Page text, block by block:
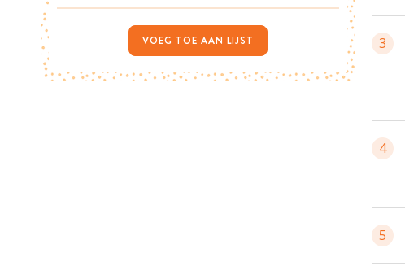
3
4
5
VOEG TOE AAN LIJST